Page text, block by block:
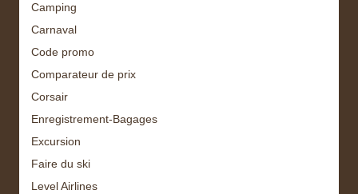
Camping
Carnaval
Code promo
Comparateur de prix
Corsair
Enregistrement-Bagages
Excursion
Faire du ski
Level Airlines